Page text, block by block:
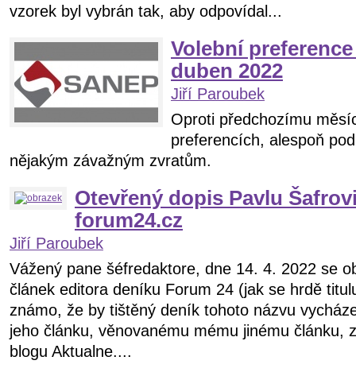
vzorek byl vybrán tak, aby odpovídal...
Volební
duben 2022
Jiří Paroubek
Oproti předchozímu
preferencích, alespoň
nějakým závažným zvratům.
Otevřený dopis Pavlu
forum24.cz
Jiří Paroubek
Vážený pane šéfredaktore, dne 14. 4. 2022 se
článek editora deníku Forum 24 (jak se hrdě
známo, že by tištěný deník tohoto názvu
jeho článku, věnovanému mému jinému článku,
blogu Aktualne....